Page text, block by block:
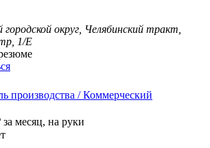
округ, Челябинский тракт,
1/Е
производства / Коммерческий
за месяц, на руки